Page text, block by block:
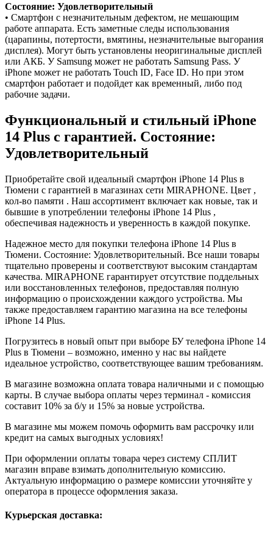
Состояние: Удовлетворительный
• Смартфон с незначительным дефектом, не мешающим
работе аппарата. Есть заметные следы использования
(царапины, потертости, вмятины, незначительные выгорания
дисплея). Могут быть установлены неоригинальные дисплей
или АКБ. У Samsung может не работать Samsung Pass. У
iPhone может не работать Touch ID, Face ID. Но при этом
смартфон работает и подойдет как временный, либо под
рабочие задачи.
Функциональный и стильный iPhone
14 Plus с гарантией. Состояние:
Удовлетворительный
Приобретайте свой идеальный смартфон iPhone 14 Plus в
Тюмени с гарантией в магазинах сети MIRAPHONE. Цвет ,
кол-во памяти . Наш ассортимент включает как новые, так и
бывшие в употреблении телефоны iPhone 14 Plus ,
обеспечивая надежность и уверенность в каждой покупке.
Надежное место для покупки телефона iPhone 14 Plus в
Тюмени. Состояние: Удовлетворительный. Все наши товары
тщательно проверены и соответствуют высоким стандартам
качества. MIRAPHONE гарантирует отсутствие поддельных
или восстановленных телефонов, предоставляя полную
информацию о происхождении каждого устройства. Мы
также предоставляем гарантию магазина на все телефоны
iPhone 14 Plus.
Погрузитесь в новый опыт при выборе БУ телефона iPhone 14
Plus в Тюмени – возможно, именно у нас вы найдете
идеальное устройство, соответствующее вашим требованиям.
В магазине возможна оплата товара наличными и с помощью
карты. В случае выбора оплаты через терминал - комиссия
составит 10% за б/у и 15% за новые устройства.
В магазине мы можем помочь оформить вам рассрочку или
кредит на самых выгодных условиях!
При оформлении оплаты товара через систему СПЛИТ
магазин вправе взимать дополнительную комиссию.
Актуальную информацию о размере комиссии уточняйте у
оператора в процессе оформления заказа.
Курьерская доставка: